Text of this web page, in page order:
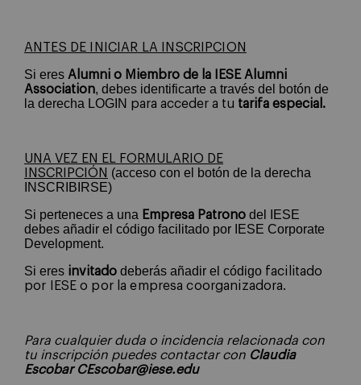
ANTES DE INICIAR LA INSCRIPCION
Si eres Alumni o Miembro de la IESE Alumni
Association, debes identificarte a través del botón de
la derecha LOGIN para acceder a tu tarifa especial.
UNA VEZ EN EL FORMULARIO DE
INSCRIPCIÓN (acceso con el botón de la derecha
INSCRIBIRSE)
Si perteneces a una Empresa Patrono del IESE
debes añadir el código facilitado por IESE Corporate
Development.
Si eres invitado deberás añadir el código facilitado
por IESE o por la empresa coorganizadora.
Para cualquier duda o incidencia relacionada con
tu inscripción puedes contactar con Claudia
Escobar CEscobar@iese.edu